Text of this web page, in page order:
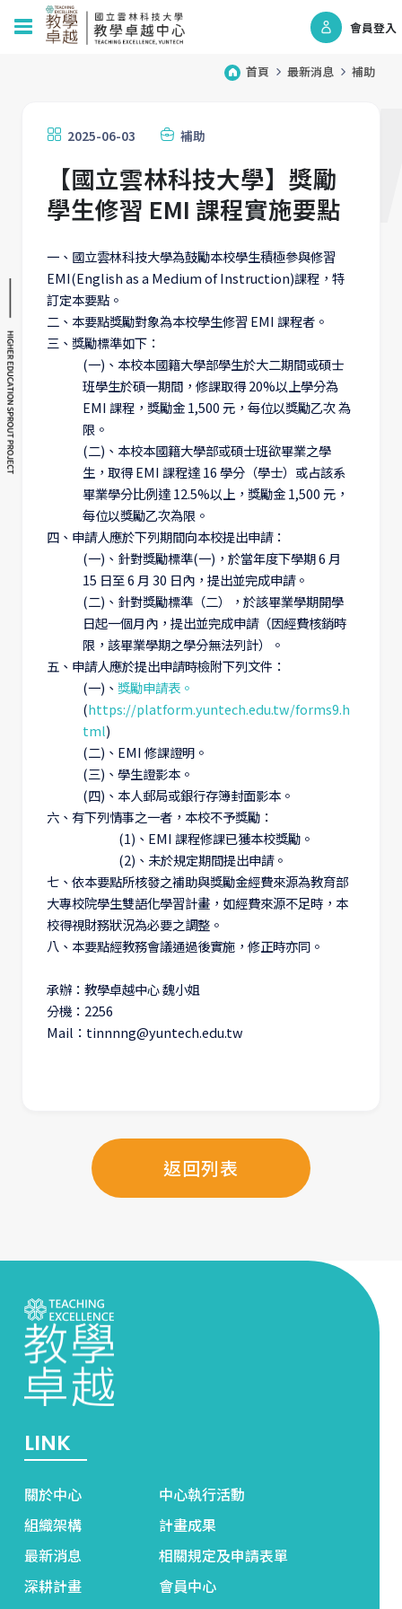
會員登入
首頁 最新消息 補助
2025-06-03 補助
【國立雲林科技大學】獎勵
學生修習 EMI 課程實施要點
一、國立雲林科技大學為鼓勵本校學生積極參與修習
EMI(English as a Medium of Instruction)課程，特
訂定本要點。
二、本要點獎勵對象為本校學生修習 EMI 課程者。
三、獎勵標準如下：
(一)、本校本國籍大學部學生於大二期間或碩士
班學生於碩一期間，修課取得 20%以上學分為
EMI 課程，獎勵金 1,500 元，每位以獎勵乙次 為
限。
(二)、本校本國籍大學部或碩士班欲畢業之學
生，取得 EMI 課程達 16 學分（學士）或占該系
畢業學分比例達 12.5%以上，獎勵金 1,500 元，
每位以獎勵乙次為限。
四、申請人應於下列期間向本校提出申請：
(一)、針對獎勵標準(一)，於當年度下學期 6 月
15 日至 6 月 30 日內，提出並完成申請。
(二)、針對獎勵標準（二），於該畢業學期開學
日起一個月內，提出並完成申請（因經費核銷時
限，該畢業學期之學分無法列計）。
五、申請人應於提出申請時檢附下列文件：
(一)、 獎勵申請表。
(https://platform.yuntech.edu.tw/forms9.h
tml)
(二)、EMI 修課證明。
(三)、學生證影本。
(四)、本人郵局或銀行存簿封面影本。
六、有下列情事之一者，本校不予獎勵：
(1)、EMI 課程修課已獲本校獎勵。
(2)、未於規定期間提出申請。
七、依本要點所核發之補助與獎勵金經費來源為教育部
大專校院學生雙語化學習計畫，如經費來源不足時，本
校得視財務狀況為必要之調整。
八、本要點經教務會議通過後實施，修正時亦同。
承辦：教學卓越中心 魏小姐
分機：2256
Mail：tinnnng@yuntech.edu.tw
返回列表
LINK
關於中心
中心執行活動
組織架構
計畫成果
最新消息
相關規定及申請表單
深耕計畫
會員中心